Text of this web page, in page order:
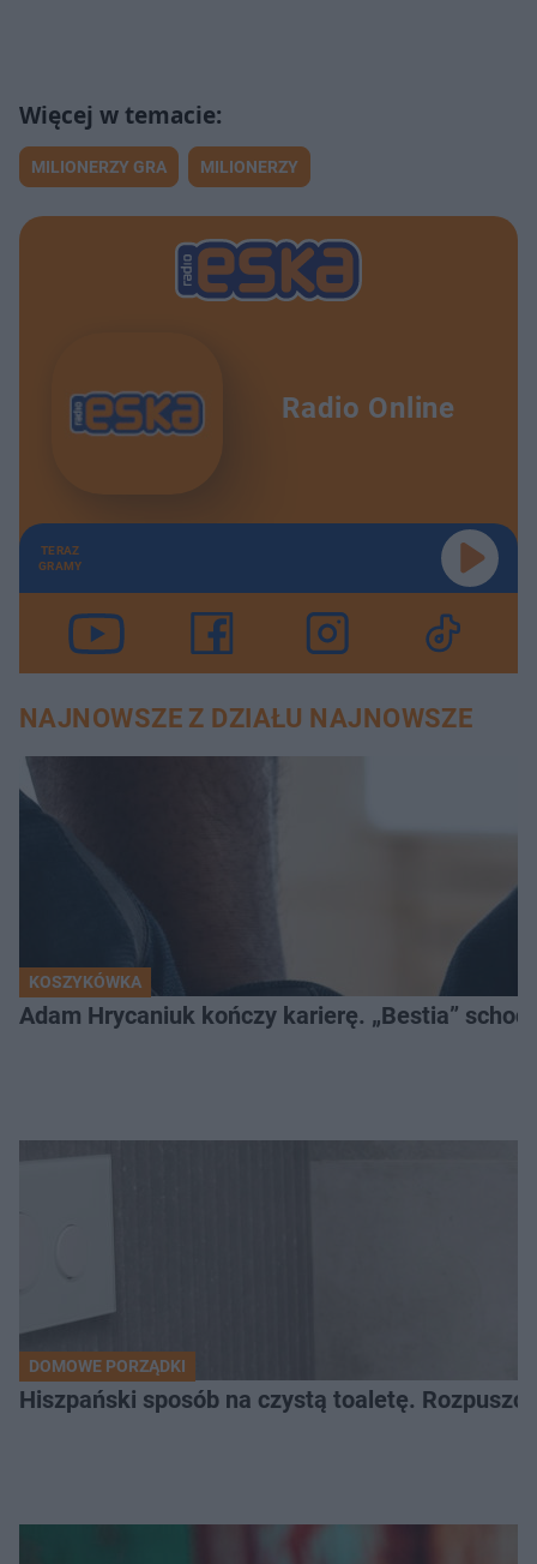
MILIONERZY GRA MILIONERZY
Radio Online
TERAZ
GRAMY
NAJNOWSZE Z DZIAŁU NAJNOWSZE
KOSZYKÓWKA
Adam Hrycaniuk kończy karierę. „Bestia”
DOMOWE PORZĄDKI
Hiszpański sposób na czystą toaletę.